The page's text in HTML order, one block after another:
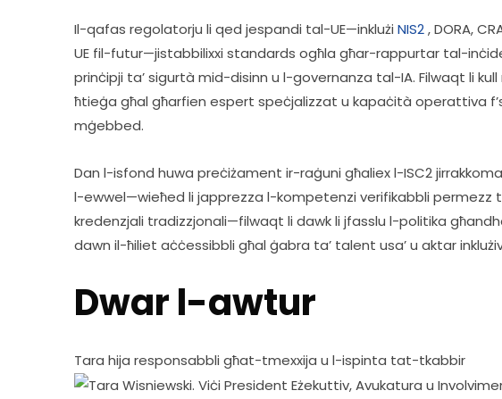
Il-qafas regolatorju li qed jespandi tal-UE—inklużi NIS2 , DORA,
UE fil-futur—jistabbilixxi standards ogħla għar-rappurtar tal-
prinċipji ta’ sigurtà mid-disinn u l-governanza tal-IA. Filwaqt li
ħtieġa għal għarfien espert speċjalizzat u kapaċità operattiva
mġebbed.
Dan l-isfond huwa preċiżament ir-raġuni għaliex l-ISC2
l-ewwel—wieħed li japprezza l-kompetenzi verifikabbli permezz
kredenzjali tradizzjonali—filwaqt li dawk li jfasslu l-politika
dawn il-ħiliet aċċessibbli għal ġabra ta’ talent usa’ u aktar
Dwar l-awtur
Tara hija responsabbli għat-tmexxija u l-ispinta tat-tkabbir